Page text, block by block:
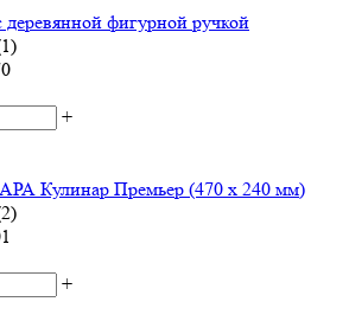
фигурной ручкой
+
Кулинар Премьер (470 х 240 мм)
+